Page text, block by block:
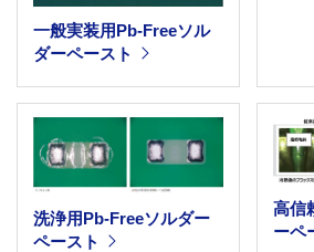
一般実装用Pb-Freeソル
ダーペースト
洗浄用Pb-Freeソルダー
ペースト
高信
ーペ